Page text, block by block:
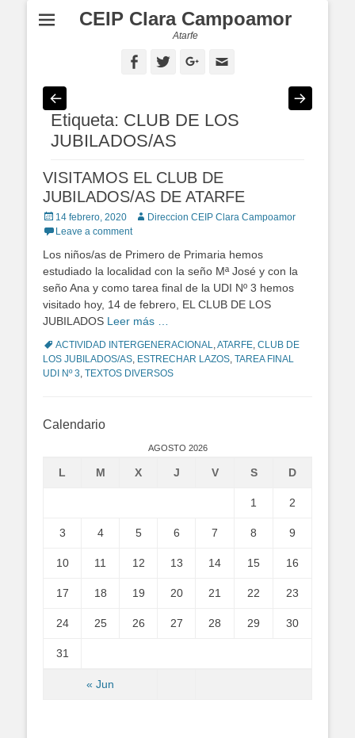
CEIP Clara Campoamor
Atarfe
FacebookTwitterGoogleplus
Etiqueta: CLUB DE LOS
JUBILADOS/AS
VISITAMOS EL CLUB DE
JUBILADOS/AS DE ATARFE
Posted
on
14 febrero, 2020 AuthorDireccion CEIP Clara Campoamor
Leave a comment
Los niños/as de Primero de Primaria hemos
estudiado la localidad con la seño Mª José y con la
seño Ana y como tarea final de la UDI Nº 3 hemos
visitado hoy, 14 de febrero, EL CLUB DE LOS
JUBILADOS Leer más …
TagsACTIVIDAD INTERGENERACIONAL,ATARFE, CLUB DE
LOS JUBILADOS/AS, ESTRECHAR LAZOS, TAREA FINAL
UDI Nº 3, TEXTOS DIVERSOS
Calendario
AGOSTO 2026
L M X J V S D
« Jun
1 2
3 4 5 6 7 8 9
10 11 12 13 14 15 16
17 18 19 20 21 22 23
24 25 26 27 28 29 30
31